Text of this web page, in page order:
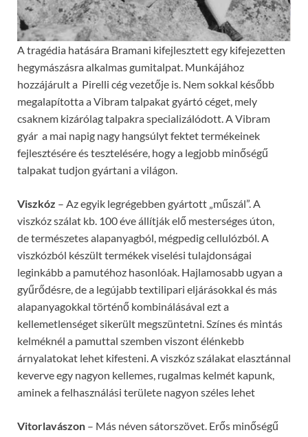
A tragédia hatására Bramani kifejlesztett egy kifejezetten
hegymászásra alkalmas gumitalpat. Munkájához
hozzájárult a Pirelli cég vezetője is. Nem sokkal később
megalapította a Vibram talpakat gyártó céget, mely
csaknem kizárólag talpakra specializálódott. A Vibram
gyár a mai napig nagy hangsúlyt fektet termékeinek
fejlesztésére és tesztelésére, hogy a legjobb minőségű
talpakat tudjon gyártani a világon.
Viszkóz – Az egyik legrégebben gyártott „műszál”. A
viszkóz szálat kb. 100 éve állítják elő mesterséges úton,
de természetes alapanyagból, mégpedig cellulózból. A
viszkózból készült termékek viselési tulajdonságai
leginkább a pamutéhoz hasonlóak. Hajlamosabb ugyan a
gyűrődésre, de a legújabb textilipari eljárásokkal és más
alapanyagokkal történő kombinálásával ezt a
kellemetlenséget sikerült megszüntetni. Színes és mintás
kelméknél a pamuttal szemben viszont élénkebb
árnyalatokat lehet kifesteni. A viszkóz szálakat elasztánnal
keverve egy nagyon kellemes, rugalmas kelmét kapunk,
aminek a felhasználási területe nagyon széles lehet
Vitorlavászon – Más néven sátorszövet. Erős minőségű